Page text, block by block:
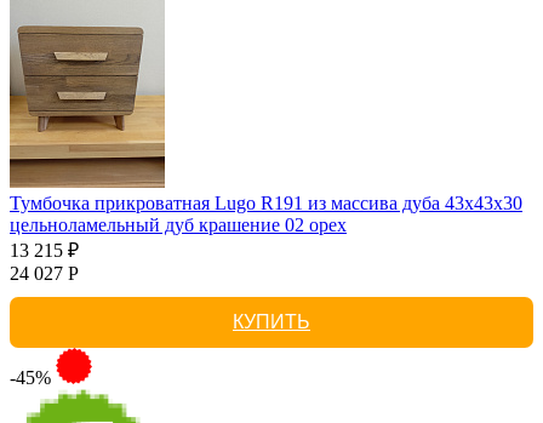
Тумбочка прикроватная Lugo R191 из массива дуба 43х43х30
цельноламельный дуб крашение 02 орех
13 215 ₽
24 027 Р
КУПИТЬ
-45%